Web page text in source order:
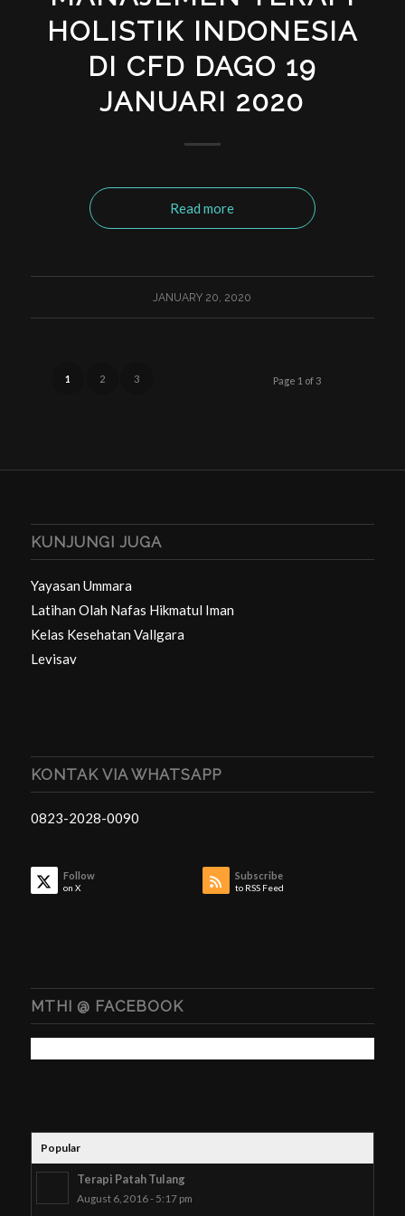
HOLISTIK INDONESIA
DI CFD DAGO 19
JANUARI 2020
Read more
JANUARY 20, 2020
Page 1 of 3
1 2 3
KUNJUNGI JUGA
Yayasan Ummara
Latihan Olah Nafas Hikmatul Iman
Kelas Kesehatan Vallgara
Levisav
KONTAK VIA WHATSAPP
0823-2028-0090
Follow
on X
Subscribe
to RSS Feed
MTHI @ FACEBOOK
Popular
Terapi Patah Tulang
August 6, 2016 - 5:17 pm